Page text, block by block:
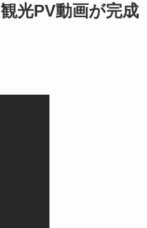
光PV動画が完成